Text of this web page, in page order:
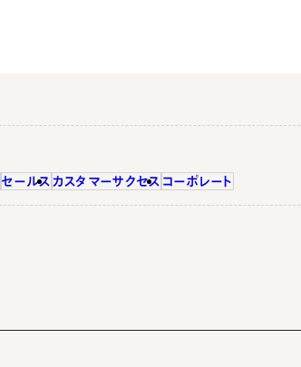
セールス カスタマーサクセス コーポレート